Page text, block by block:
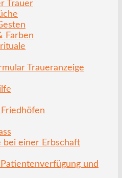
Trauer
Farben
Traueranzeige
bei einer Erbschaft
und